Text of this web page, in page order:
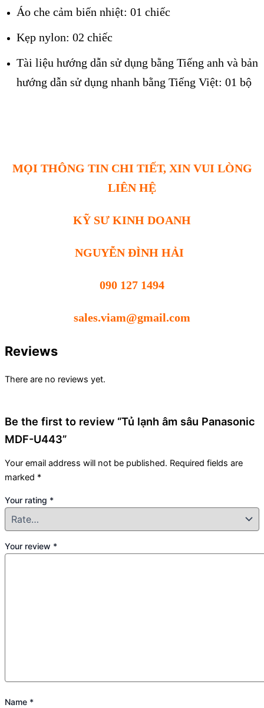
Áo che cảm biến nhiệt: 01 chiếc
Kẹp nylon: 02 chiếc
Tài liệu hướng dẫn sử dụng bằng Tiếng anh và bản
hướng dẫn sử dụng nhanh bằng Tiếng Việt: 01 bộ
MỌI THÔNG TIN CHI TIẾT, XIN VUI LÒNG
LIÊN HỆ
KỸ SƯ KINH DOANH
NGUYỄN ĐÌNH HẢI
090 127 1494
sales.viam@gmail.com
Reviews
There are no reviews yet.
Be the first to review “Tủ lạnh âm sâu Panasonic
MDF-U443”
Your email address will not be published. Required fields are
marked *
Your rating *
Your review *
Name *